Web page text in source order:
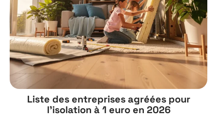
Liste des entreprises agréées pour
l’isolation à 1 euro en 2026